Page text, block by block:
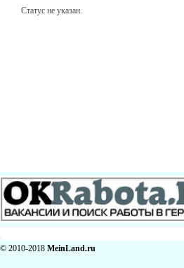
Статус не указан.
© 2010-2018 MeinLand.ru